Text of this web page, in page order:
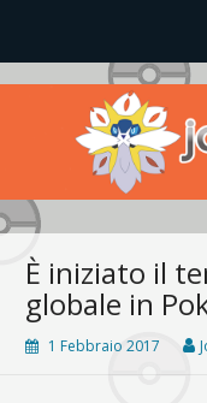
Johto World
Le novità più frizzanti
È iniziato il
globale in
1 Febbraio 2017